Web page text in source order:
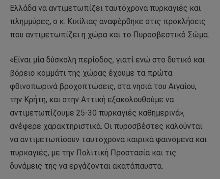
Ελλάδα να αντιμετωπίζει ταυτόχρονα πυρκαγιές και
πλημμύρες, ο κ. Κικίλιας αναφέρθηκε στις προκλήσεις
που αντιμετωπίζει η χώρα και το Πυροσβεστικό Σώμα.
«Είναι μία δύσκολη περίοδος, γιατί ενώ στο δυτικό και
βόρειο κομμάτι της χώρας έχουμε τα πρώτα
φθινοπωρινά βροχοπτώσεις, στα νησιά του Αιγαίου,
την Κρήτη, και στην Αττική εξακολουθούμε να
αντιμετωπίζουμε 25-30 πυρκαγιές καθημερινά»,
ανέφερε χαρακτηριστικά. Οι πυροσβέστες καλούνται
να αντιμετωπίσουν ταυτόχρονα καιρικά φαινόμενα και
πυρκαγιές, με την Πολιτική Προστασία και τις
δυνάμεις της να εργάζονται ακατάπαυστα.